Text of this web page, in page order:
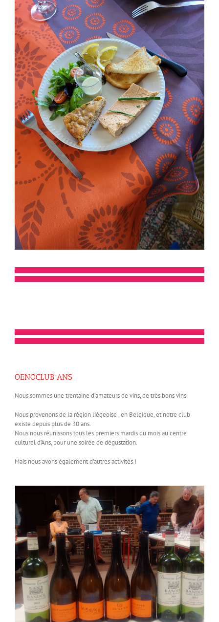
OENOCLUB ANS
Nous sommes une trentaine d’amateurs de vins, de très bons vins.
Nous provenons de la région liégeoise , en Belgique, et notre club
existe depuis plus de 30 ans.
Nous nous réunissons tous les premiers mardis du mois au centre
culturel d’Ans, pour une soirée de dégustation.
Mais nous avons également d’autres activités !